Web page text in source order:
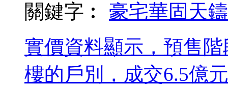
關鍵字︰ 豪宅華固天鑄
實價資料顯示，預售
樓的戶別，成交6.5億